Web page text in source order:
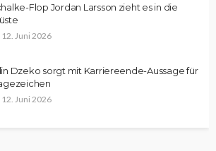
Flop Jordan Larsson zieht es in die
12. Juni 2026
Dzeko sorgt mit Karriereende-Aussage für
12. Juni 2026